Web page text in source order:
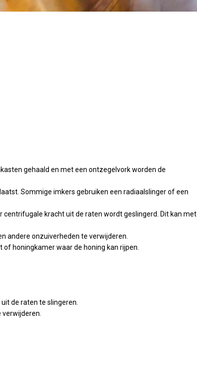
gehaald en met een ontzegelvork worden de
Sommige imkers gebruiken een radiaalslinger of een
kracht uit de raten wordt geslingerd. Dit kan met
andere onzuiverheden te verwijderen.
honingkamer waar de honing kan rijpen.
de raten te slingeren.